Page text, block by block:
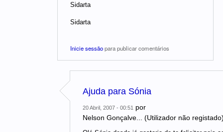
Sidarta
Sidarta
Inicie sessãopara publicar comentários
Ajuda para Sónia
20 Abril, 2007 - 00:51 por
Nelson Gonçalve... (Utilizador não